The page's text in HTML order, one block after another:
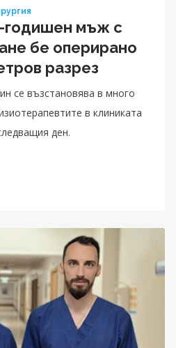
годишен мъж с
бе оперирано
разрез
се възстановява в много
в клиниката
ден.